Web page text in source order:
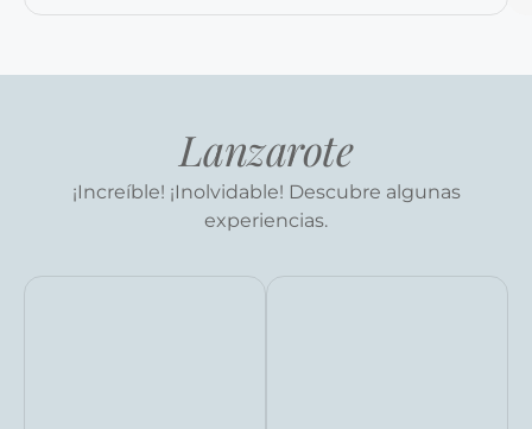
Lanzarote
¡Increíble! ¡Inolvidable! Descubre algunas
experiencias.